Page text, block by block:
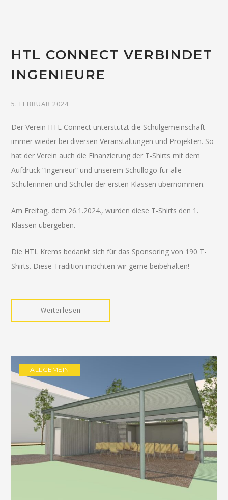
HTL CONNECT VERBINDET
INGENIEURE
5. FEBRUAR 2024
Der Verein HTL Connect unterstützt die Schulgemeinschaft
immer wieder bei diversen Veranstaltungen und Projekten. So
hat der Verein auch die Finanzierung der T-Shirts mit dem
Aufdruck “Ingenieur” und unserem Schullogo für alle
Schülerinnen und Schüler der ersten Klassen übernommen.
Am Freitag, dem 26.1.2024., wurden diese T-Shirts den 1.
Klassen übergeben.
Die HTL Krems bedankt sich für das Sponsoring von 190 T-
Shirts. Diese Tradition möchten wir gerne beibehalten!
Weiterlesen
ALLGEMEIN